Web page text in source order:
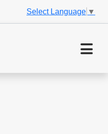
Select Language ▼